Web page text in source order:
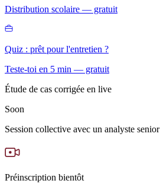
Distribution scolaire — gratuit
Quiz : prêt pour l'entretien ?
Teste-toi en 5 min — gratuit
Étude de cas corrigée en live
Soon
Session collective avec un analyste senior
Préinscription bientôt